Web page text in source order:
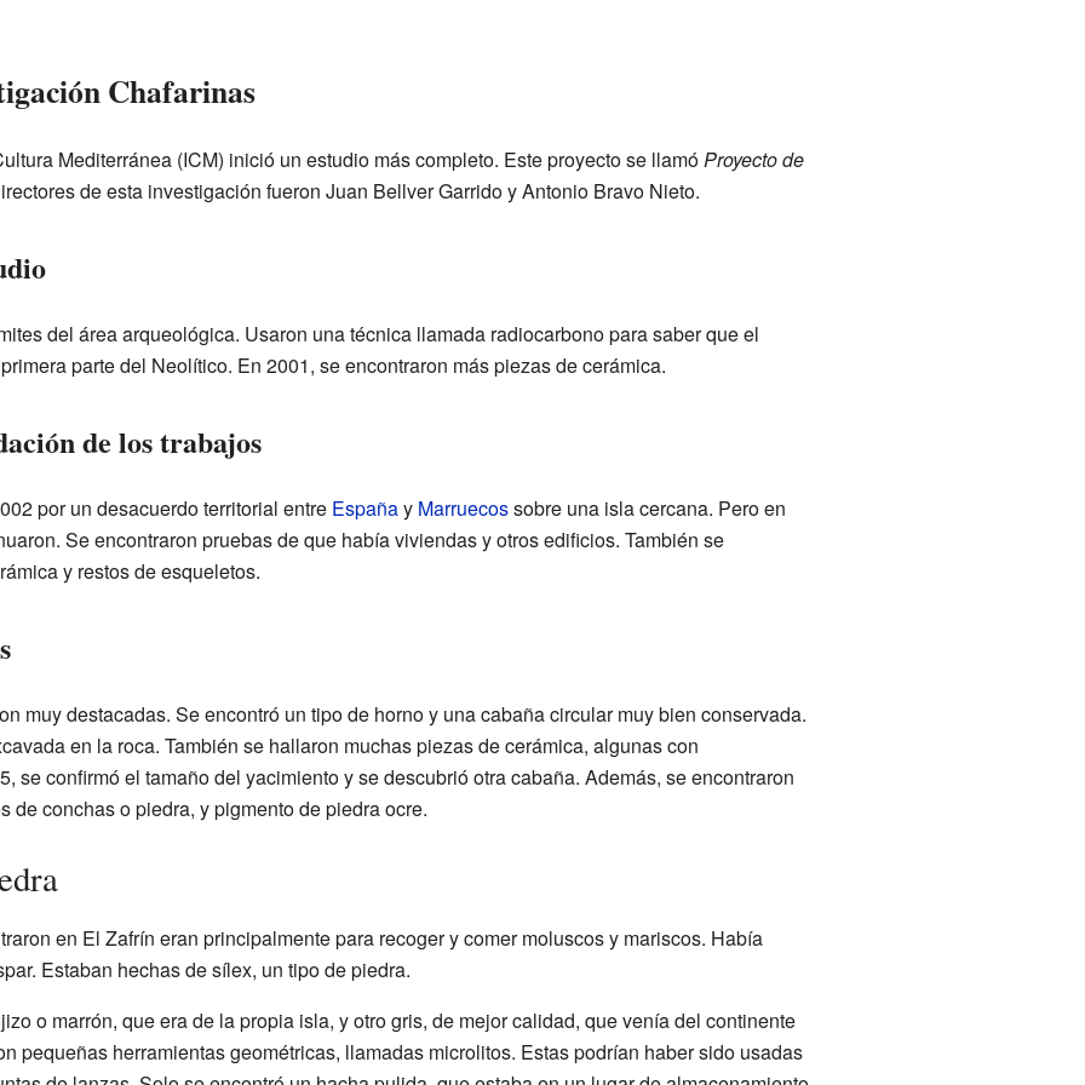
Chafarinas
Mediterránea (ICM) inició un estudio más completo. Este proyecto se llamóProyecto de
de esta investigación fueron Juan Bellver Garrido y Antonio Bravo Nieto.
del área arqueológica. Usaron una técnica llamada radiocarbono para saber que el
parte del Neolítico. En 2001, se encontraron más piezas de cerámica.
de los trabajos
por un desacuerdo territorial entre Españay Marruecossobre una isla cercana. Pero en
Se encontraron pruebas de que había viviendas y otros edificios. También se
y restos de esqueletos.
muy destacadas. Se encontró un tipo de horno y una cabaña circular muy bien conservada.
en la roca. También se hallaron muchas piezas de cerámica, algunas con
se confirmó el tamaño del yacimiento y se descubrió otra cabaña. Además, se encontraron
de conchas o piedra, y pigmento de piedra ocre.
en El Zafrín eran principalmente para recoger y comer moluscos y mariscos. Había
Estaban hechas de sílex, un tipo de piedra.
o marrón, que era de la propia isla, y otro gris, de mejor calidad, que venía del continente
pequeñas herramientas geométricas, llamadas microlitos. Estas podrían haber sido usadas